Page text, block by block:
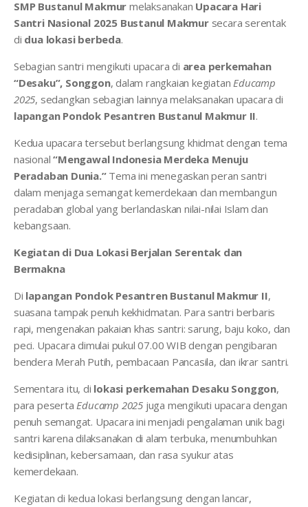
SMP Bustanul Makmur melaksanakan Upacara Hari
Santri Nasional 2025 Bustanul Makmursecara serentak
di dua lokasi berbeda.
Sebagian santri mengikuti upacara di area perkemahan
“Desaku”, Songgon, dalam rangkaian kegiatan Educamp
2025, sedangkan sebagian lainnya melaksanakan upacara di
lapangan Pondok Pesantren Bustanul Makmur II.
Kedua upacara tersebut berlangsung khidmat dengan tema
nasional“Mengawal Indonesia Merdeka Menuju
Peradaban Dunia.”Tema ini menegaskan peran santri
dalam menjaga semangat kemerdekaan dan membangun
peradaban global yang berlandaskan nilai-nilai Islam dan
kebangsaan.
Kegiatan di Dua Lokasi Berjalan Serentak dan
Bermakna
Di lapangan Pondok Pesantren Bustanul Makmur II,
suasana tampak penuh kekhidmatan. Para santri berbaris
rapi, mengenakan pakaian khas santri: sarung, baju koko, dan
peci. Upacara dimulai pukul 07.00 WIB dengan pengibaran
bendera Merah Putih, pembacaan Pancasila, dan ikrar santri.
Sementara itu, di lokasi perkemahan Desaku Songgon,
para peserta Educamp 2025 juga mengikuti upacara dengan
penuh semangat. Upacara ini menjadi pengalaman unik bagi
santri karena dilaksanakan di alam terbuka, menumbuhkan
kedisiplinan, kebersamaan, dan rasa syukur atas
kemerdekaan.
Kegiatan di kedua lokasi berlangsung dengan lancar,